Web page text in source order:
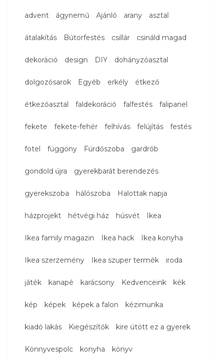
advent ágynemű Ajánló arany asztal
átalakítás Bútorfestés csillár csináld magad
dekoráció design DIY dohányzóasztal
dolgozósarok Egyéb erkély étkező
étkezőasztal faldekoráció falfestés falipanel
fekete fekete-fehér felhívás felújítás festés
fotel függöny Fürdőszoba gardrób
gondold újra gyerekbarát berendezés
gyerekszoba hálószoba Halottak napja
házprojekt hétvégi ház húsvét Ikea
Ikea family magazin Ikea hack Ikea konyha
Ikea szerzemény Ikea szuper termék iroda
játék kanapé karácsony Kedvenceink kék
kép képek képek a falon kézimunka
kiadó lakás Kiegészítők kire ütött ez a gyerek
Könnyvespolc konyha könyv